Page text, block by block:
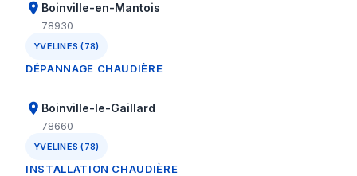
Boinville-en-Mantois
78930
YVELINES (78)
DÉPANNAGE CHAUDIÈRE
Boinville-le-Gaillard
78660
YVELINES (78)
INSTALLATION CHAUDIÈRE